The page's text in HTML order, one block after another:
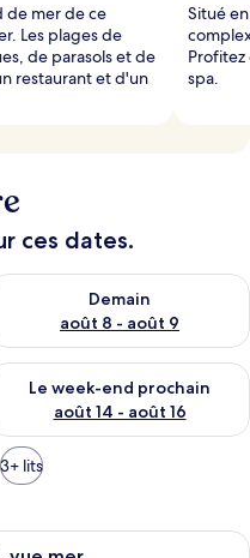
de mer de ce
Les plages de
de parasols et de
restaurant et d'un
Situé
Profitez
spa.
ces dates.
août 7 - août 8
Demain
août 8 - août 9
la disponibilité pour
end août 7 - août 9
Le week-end prochain
août 14 - août 16
la disponibilité pour
3+ lits
chambre d’hôtel avec un